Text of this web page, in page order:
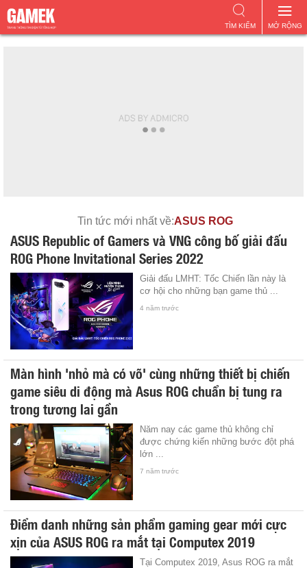
MỞ RỘNG
TÌM KIẾM
Tin tức mới nhất về:ASUS ROG
ASUS Republic of Gamers và VNG công bố giải đấu
ROG Phone Invitational Series 2022
Giải đấu LMHT: Tốc Chiến lần này là
cơ hội cho những bạn game thủ ...
4 năm trước
Màn hình 'nhỏ mà có võ' cùng những thiết bị chiến
game siêu di động mà Asus ROG chuẩn bị tung ra
trong tương lai gần
Năm nay các game thủ không chỉ
được chứng kiến những bước đột phá
lớn ...
7 năm trước
Điểm danh những sản phẩm gaming gear mới cực
xịn của ASUS ROG ra mắt tại Computex 2019
Tại Computex 2019, Asus ROG ra mắt